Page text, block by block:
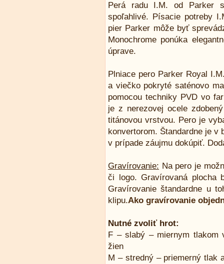
Perá radu I.M. od Parker
spoľahlivé. Písacie potreby
pier Parker môže byť
Monochrome ponúka
úprave.
Plniace pero Parker Royal
a viečko pokryté saténovo
pomocou techniky PVD vo
je z nerezovej ocele
titánovou vrstvou. Pero je
konvertorom. Štandardne je v
v prípade záujmu dokúpiť.
Gravírovanie: Na pero je
či logo. Gravírovaná plocha
Gravírovanie štandardne u
klipu.Ako gravírovanie
Nutné zvoliť hrot:
F – slabý – miernym tlakom
žien
M – stredný – priemerný tlak